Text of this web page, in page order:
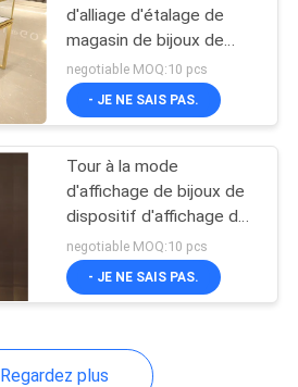
d'alliage d'étalage de
magasin de bijoux de
lumière de 3 couleurs
LED
negotiable MOQ:10 pcs
- JE NE SAIS PAS.
Tour à la mode
d'affichage de bijoux de
dispositif d'affichage de
bijoux avec la lumière de
projecteur
negotiable MOQ:10 pcs
- JE NE SAIS PAS.
Regardez plus